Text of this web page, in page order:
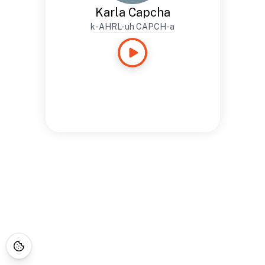
Karla Capcha
k-AHRL-uh CAPCH-a